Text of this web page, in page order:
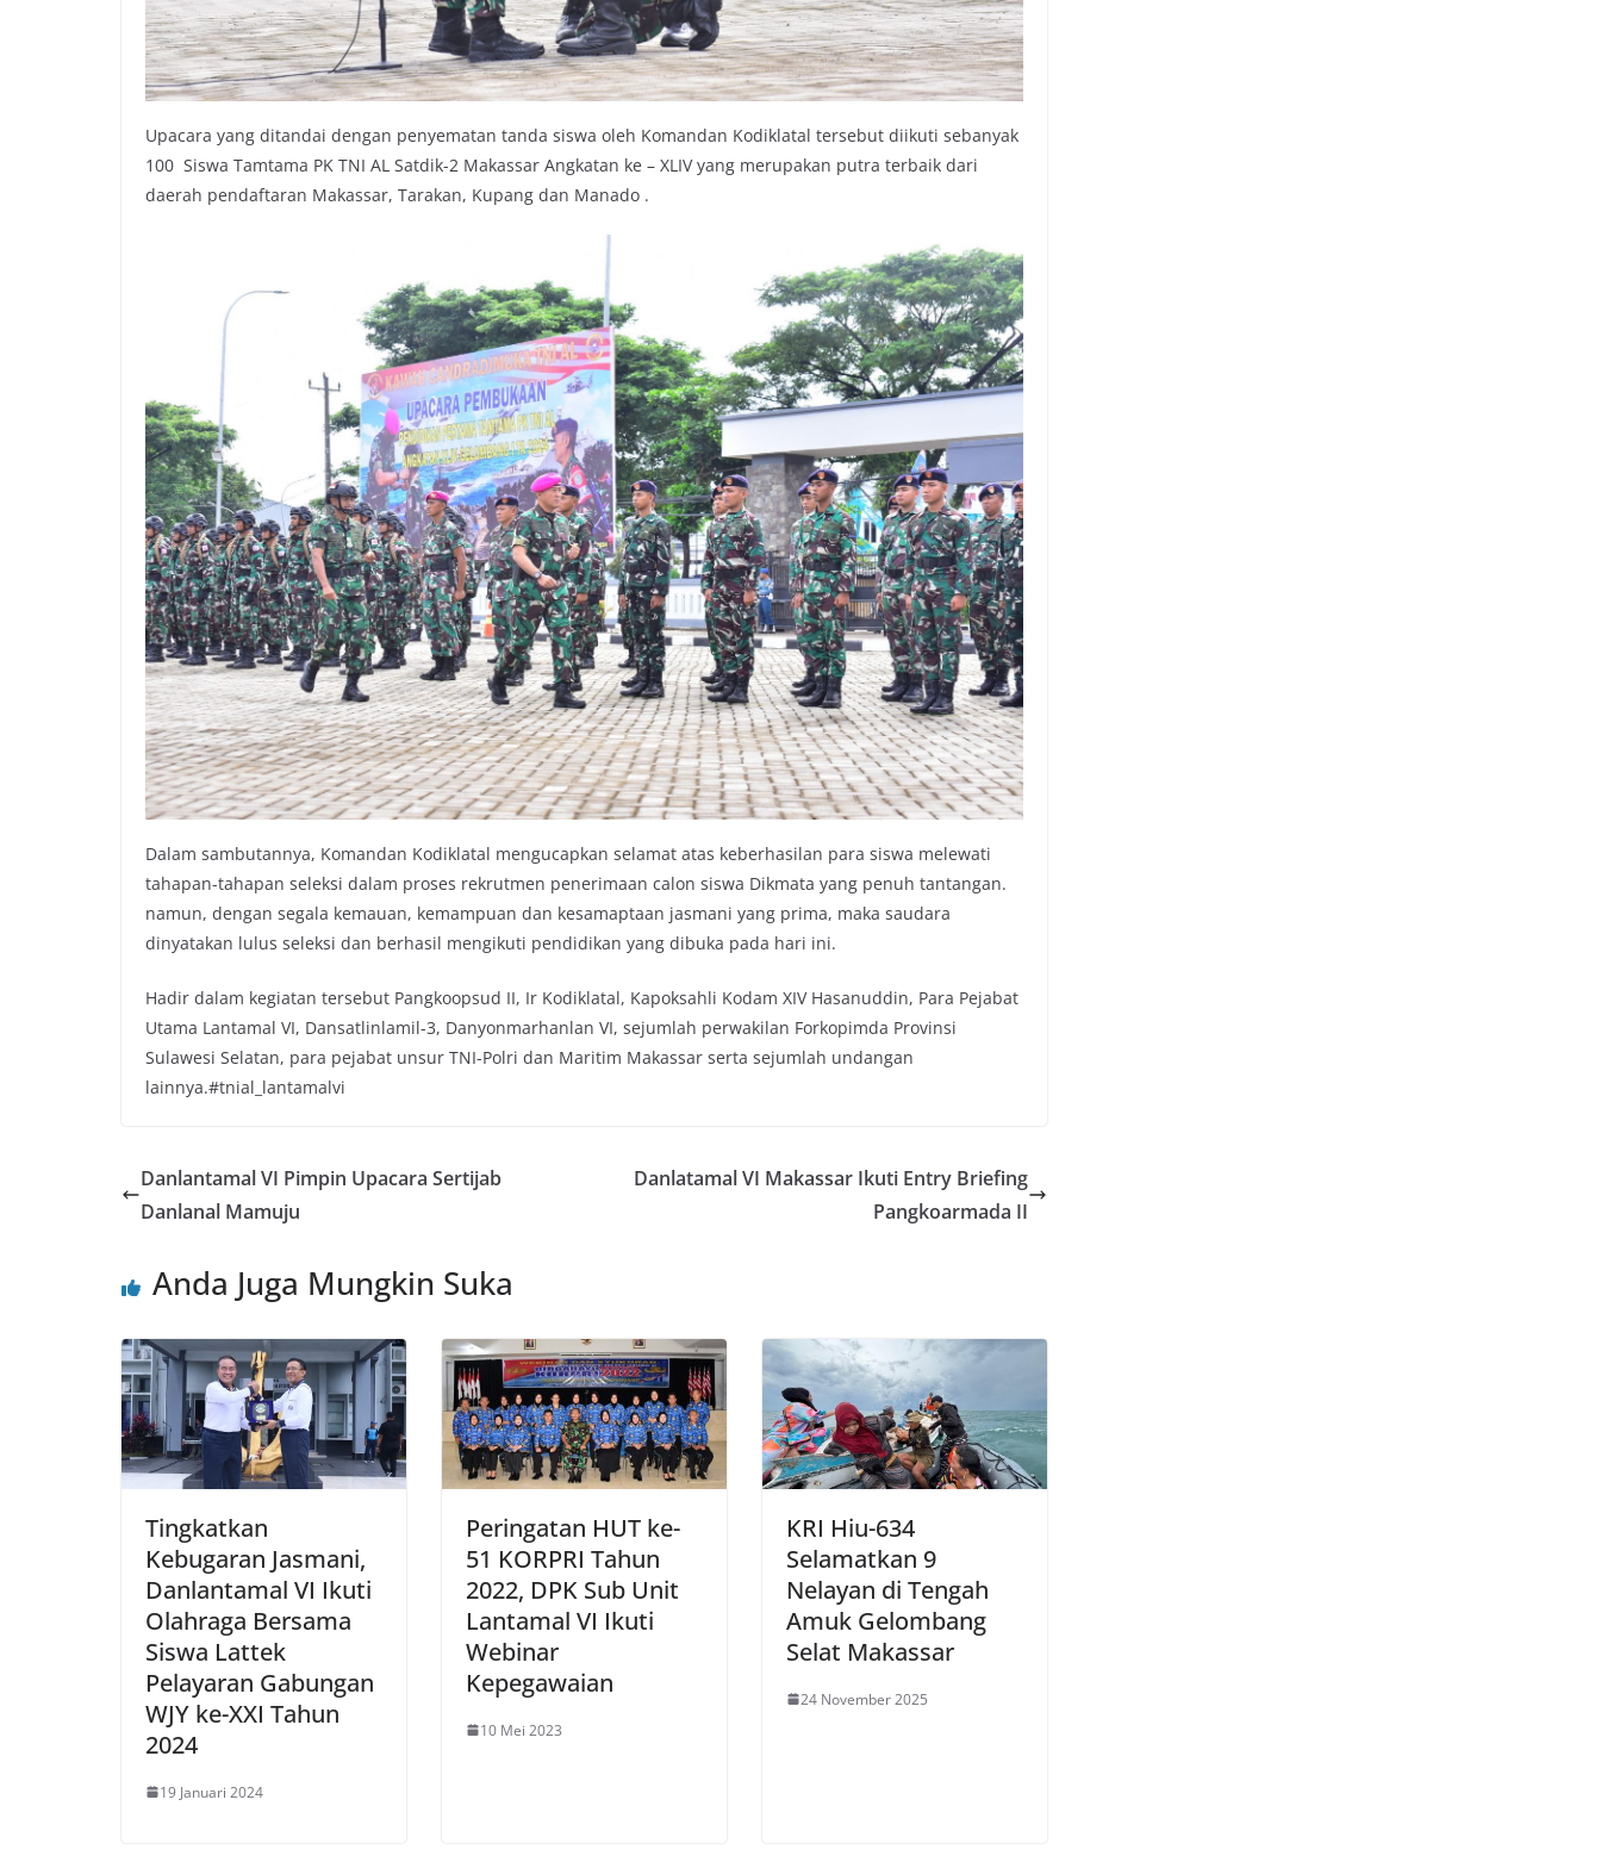
Upacara yang ditandai dengan penyematan tanda siswa oleh Komandan Kodiklatal tersebut diikuti sebanyak
100 Siswa Tamtama PK TNI AL Satdik-2 Makassar Angkatan ke – XLIV yang merupakan putra terbaik dari
daerah pendaftaran Makassar, Tarakan, Kupang dan Manado .
Dalam sambutannya, Komandan Kodiklatal mengucapkan selamat atas keberhasilan para siswa melewati
tahapan-tahapan seleksi dalam proses rekrutmen penerimaan calon siswa Dikmata yang penuh tantangan.
namun, dengan segala kemauan, kemampuan dan kesamaptaan jasmani yang prima, maka saudara
dinyatakan lulus seleksi dan berhasil mengikuti pendidikan yang dibuka pada hari ini.
Hadir dalam kegiatan tersebut Pangkoopsud II, Ir Kodiklatal, Kapoksahli Kodam XIV Hasanuddin, Para Pejabat
Utama Lantamal VI, Dansatlinlamil-3, Danyonmarhanlan VI, sejumlah perwakilan Forkopimda Provinsi
Sulawesi Selatan, para pejabat unsur TNI-Polri dan Maritim Makassar serta sejumlah undangan
lainnya.#tnial_lantamalvi
Danlantamal VI Pimpin Upacara Sertijab
Danlanal Mamuju
Danlatamal VI Makassar Ikuti Entry Briefing
Pangkoarmada II
Anda Juga Mungkin Suka
Tingkatkan
Kebugaran Jasmani,
Danlantamal VI Ikuti
Olahraga Bersama
Siswa Lattek
Pelayaran Gabungan
WJY ke-XXI Tahun
2024
19 Januari 2024
Peringatan HUT ke-
51 KORPRI Tahun
2022, DPK Sub Unit
Lantamal VI Ikuti
Webinar
Kepegawaian
10 Mei 2023
KRI Hiu-634
Selamatkan 9
Nelayan di Tengah
Amuk Gelombang
Selat Makassar
24 November 2025